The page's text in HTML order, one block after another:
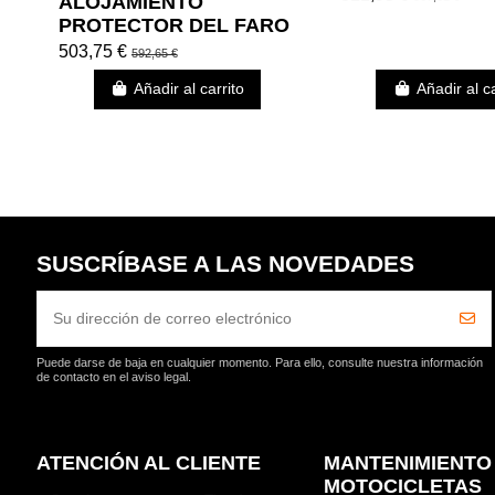
PROTECTOR DEL FARO
FREIGHT TRAIN NEGRO
BRILLANTE
503,75 € 592,65 €
Añadir al carrito Añadir al
SUSCRÍBASE A LAS NOVEDADES
Puede darse de baja en cualquier momento. Para ello, consulte nuestra información
de contacto en el aviso legal.
ATENCIÓN AL CLIENTE
MOTOCICLETAS